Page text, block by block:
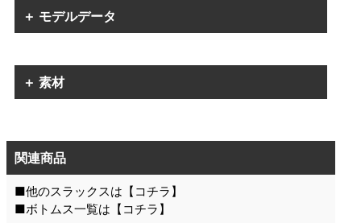
＋ モデルデータ
＋ 素材
関連商品
■他のスラックスは【 コチラ 】
■ボトムス一覧は【 コチラ 】